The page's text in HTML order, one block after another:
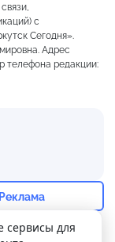
с
Сегодня».
Адрес
телефона редакции:
Прислать новость
Реклама
сервисы для